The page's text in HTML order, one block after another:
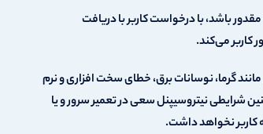
باشد، با درخواست کاربر با دریافت
کاربر می‌کند.
گرما، نوسانات برق، خطای سخت افزاری و نرم
شرایطی نیتروسیپنل سعی در تعمیر سرور و یا
کاربر نخواهد داشت.